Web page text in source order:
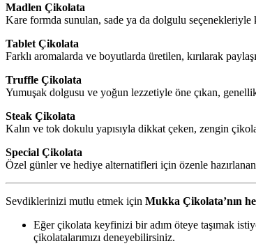
Madlen Çikolata
Kare formda sunulan, sade ya da dolgulu
Tablet Çikolata
Farklı aromalarda ve boyutlarda üretilen, kırılarak
Truffle Çikolata
Yumuşak dolgusu ve yoğun lezzetiyle öne çıkan,
Steak Çikolata
Kalın ve tok dokulu yapısıyla dikkat çeken, zengin
Special Çikolata
Özel günler ve hediye alternatifleri için özenle
Sevdiklerinizi mutlu etmek için Mukka Çikolata’nın
Eğer çikolata keyfinizi bir adım öteye taşımak
çikolatalarımızı deneyebilirsiniz.